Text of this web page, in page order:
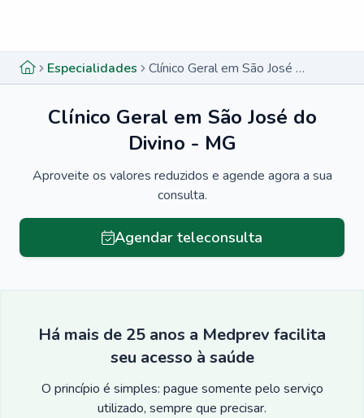
Especialidades Clínico Geral em São José do Divino - MG
Clínico Geral em São José do
Divino - MG
Aproveite os valores reduzidos e agende agora a sua
consulta.
Agendar teleconsulta
Há mais de 25 anos a Medprev facilita
seu acesso à saúde
O princípio é simples: pague somente pelo serviço
utilizado, sempre que precisar.